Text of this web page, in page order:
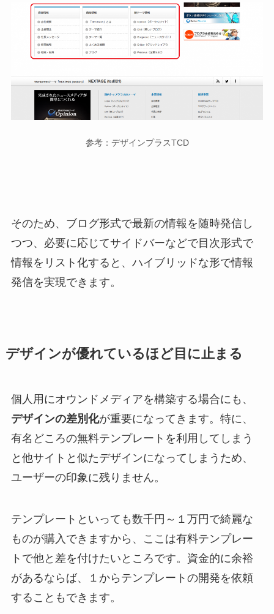
参考：デザインプラスTCD
そのため、ブログ形式で最新の情報を随時発信し
つつ、必要に応じてサイドバーなどで目次形式で
情報をリスト化すると、ハイブリッドな形で情報
発信を実現できます。
デザインが優れているほど目に止まる
個人用にオウンドメディアを構築する場合にも、
デザインの差別化が重要になってきます。特に、
有名どころの無料テンプレートを利用してしまう
と他サイトと似たデザインになってしまうため、
ユーザーの印象に残りません。
テンプレートといっても数千円～１万円で綺麗な
ものが購入できますから、ここは有料テンプレー
トで他と差を付けたいところです。資金的に余裕
があるならば、１からテンプレートの開発を依頼
することもできます。